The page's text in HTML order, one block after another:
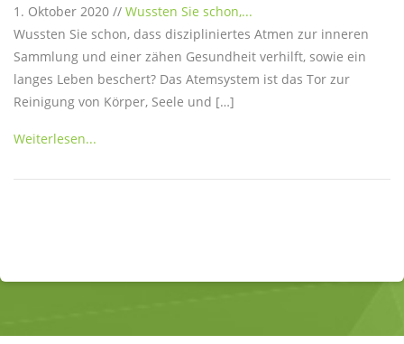
1. Oktober 2020 // Wussten Sie schon,...
Wussten Sie schon, dass diszipliniertes Atmen zur inneren
Sammlung und einer zähen Gesundheit verhilft, sowie ein
langes Leben beschert? Das Atemsystem ist das Tor zur
Reinigung von Körper, Seele und […]
Weiterlesen...